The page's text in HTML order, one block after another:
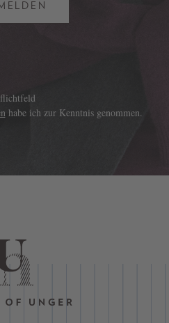
habe ich zur Kenntnis genommen.